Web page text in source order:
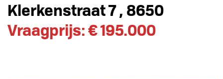
Klerkenstraat 7 , 8650
Vraagprijs: € 195.000